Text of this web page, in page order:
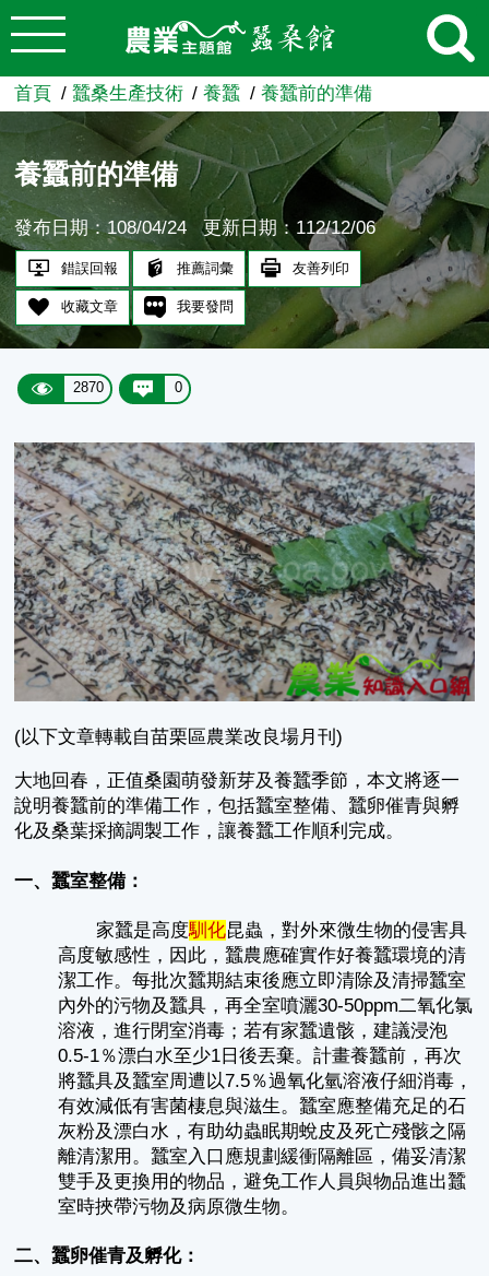
跳到主要內容
農業知識入口網
首頁 蠶桑生產技術 養蠶 養蠶前的準備
養蠶前的準備
發布日期：108/04/24 更新日期：112/12/06
錯誤回報 推薦詞彙 友善列印
收藏文章 我要發問
2870 0
(以下文章轉載自苗栗區農業改良場月刊)
大地回春，正值桑園萌發新芽及養蠶季節，本文將逐一
說明養蠶前的準備工作，包括蠶室整備、蠶卵催青與孵
化及桑葉採摘調製工作，讓養蠶工作順利完成。
一、蠶室整備：
家蠶是高度馴化昆蟲，對外來微生物的侵害具
高度敏感性，因此，蠶農應確實作好養蠶環境的清
潔工作。每批次蠶期結束後應立即清除及清掃蠶室
內外的污物及蠶具，再全室噴灑30-50ppm二氧化氯
溶液，進行閉室消毒；若有家蠶遺骸，建議浸泡
0.5-1％漂白水至少1日後丟棄。計畫養蠶前，再次
將蠶具及蠶室周遭以7.5％過氧化氫溶液仔細消毒，
有效減低有害菌棲息與滋生。蠶室應整備充足的石
灰粉及漂白水，有助幼蟲眠期蛻皮及死亡殘骸之隔
離清潔用。蠶室入口應規劃緩衝隔離區，備妥清潔
雙手及更換用的物品，避免工作人員與物品進出蠶
室時挾帶污物及病原微生物。
二、蠶卵催青及孵化：